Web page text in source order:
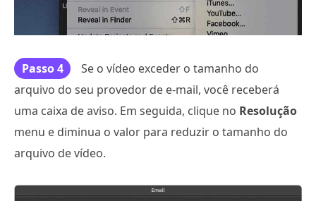
Passo 4
Se o vídeo exceder o tamanho do
arquivo do seu provedor de e-mail, você receberá
uma caixa de aviso. Em seguida, clique no Resolução
menu e diminua o valor para reduzir o tamanho do
arquivo de vídeo.